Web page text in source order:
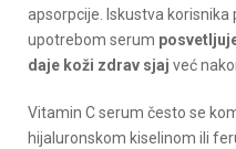
apsorpcije. Iskustva
upotrebom serum
daje koži zdrav sjaj već
Vitamin C serum često se
hijaluronskom kiselinom ili